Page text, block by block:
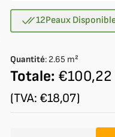
ou
indisponible
12Peaux
Quantité: 2.65 m²
Totale: €100,22
(TVA: €18,07)